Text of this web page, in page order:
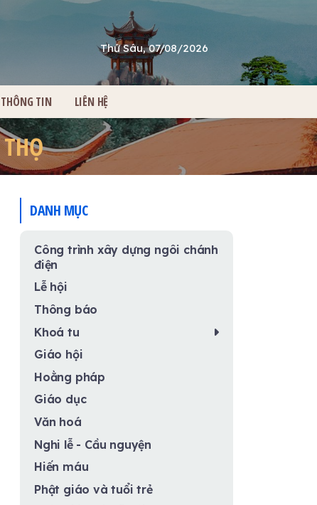
Thứ Sáu, 07/08/2026
THÔNG TIN LIÊN HỆ
DANH MỤC
Công trình xây dựng ngôi chánh
điện
Lễ hội
Thông báo
Khoá tu
Giáo hội
Hoằng pháp
Giáo dục
Văn hoá
Nghi lễ - Cầu nguyện
Hiến máu
Phật giáo và tuổi trẻ